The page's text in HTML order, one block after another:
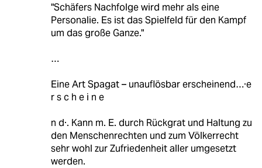
"Schäfers Nachfolge wird mehr als eine
Personalie. Es ist das Spielfeld für den Kampf
um das große Ganze."
…
Eine Art Spagat – unauflösbar erscheinend…·e
r s c h e i n e
n d·. Kann m. E. durch Rückgrat und Haltung zu
den Menschenrechten und zum Völkerrecht
sehr wohl zur Zufriedenheit aller umgesetzt
werden.